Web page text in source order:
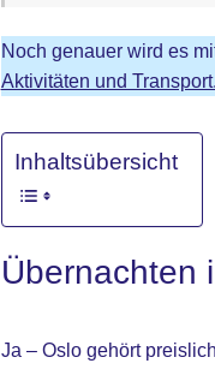
Noch genauer wird es
Aktivitäten und Transport.
Inhaltsübersicht
Übernachten
Ja – Oslo gehört